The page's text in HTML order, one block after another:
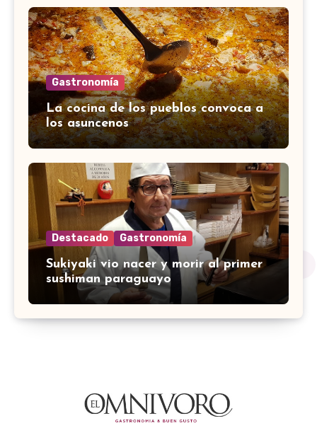
Gastronomía
La cocina de los pueblos convoca a
los asuncenos
Destacado Gastronomía
Sukiyaki vio nacer y morir al primer
sushiman paraguayo